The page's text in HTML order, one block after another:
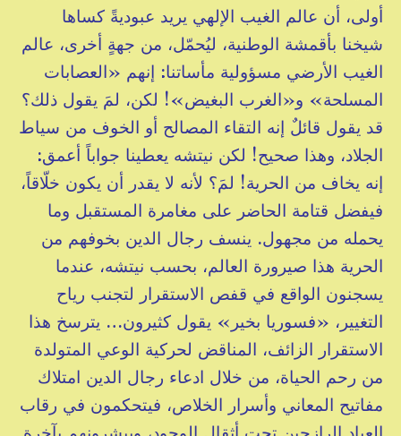
أولى، أن عالم الغيب الإلهي يريد عبوديةً كساها
شيخنا بأقمشة الوطنية، ليُحمّل، من جهةٍ أخرى، عالم
الغيب الأرضي مسؤولية مأساتنا: إنهم «العصابات
المسلحة» و«الغرب البغيض»! لكن، لمَ يقول ذلك؟
قد يقول قائلٌ إنه التقاء المصالح أو الخوف من سياط
الجلاد، وهذا صحيح! لكن نيتشه يعطينا جواباً أعمق:
إنه يخاف من الحرية! لمَ؟ لأنه لا يقدر أن يكون خلّاقاً،
فيفضل قتامة الحاضر على مغامرة المستقبل وما
يحمله من مجهول. ينسف رجال الدين بخوفهم من
الحرية هذا صيرورة العالم، بحسب نيتشه، عندما
يسجنون الواقع في قفص الاستقرار لتجنب رياح
التغيير، «فسوريا بخير» يقول كثيرون… يترسخ هذا
الاستقرار الزائف، المناقض لحركية الوعي المتولدة
من رحم الحياة، من خلال ادعاء رجال الدين امتلاك
مفاتيح المعاني وأسرار الخلاص، فيتحكمون في رقاب